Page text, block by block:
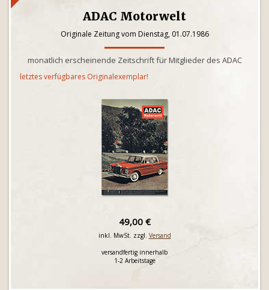
ADAC Motorwelt
Originale Zeitung vom Dienstag, 01.07.1986
monatlich erscheinende Zeitschrift für Mitglieder des ADAC
letztes verfügbares Originalexemplar!
49,00 €
inkl. MwSt. zzgl. Versand
versandfertig innerhalb
1-2 Arbeitstage